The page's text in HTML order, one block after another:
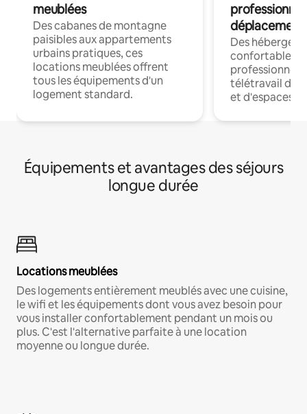
meublées
Des cabanes de montagne
paisibles aux appartements
urbains pratiques, ces
locations meublées offrent
tous les équipements d'un
logement standard.
déplacement
Des
confortables
professionnels
télétravail
et d'espaces
Équipements et avantages des séjours
longue durée
Locations meublées
Des logements entièrement meublés avec une cuisine,
le wifi et les équipements dont vous avez besoin pour
vous installer confortablement pendant un mois ou
plus. C'est l'alternative parfaite à une location
moyenne ou longue durée.